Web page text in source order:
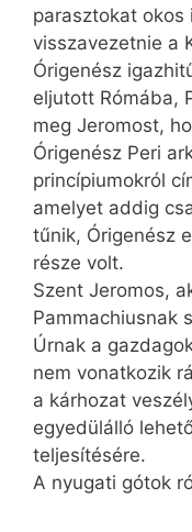
parasztokat okos
visszavezetnie a
Órigenész
eljutott Rómába,
meg Jeromost,
Órigenész Peri
princípiumokról
amelyet addig
tűnik, Órigenész
része volt.
Szent Jeromos,
Pammachiusnak
Úrnak a
nem vonatkozik
a kárhozat
egyedülálló
teljesítésére.
A nyugati gótok